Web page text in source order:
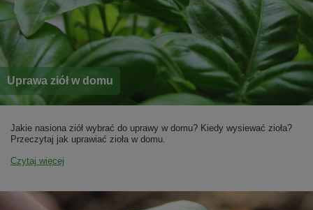
Uprawa ziół w domu
Jakie nasiona ziół wybrać do uprawy w domu? Kiedy wysiewać zioła?
Przeczytaj jak uprawiać zioła w domu.
Czytaj więcej